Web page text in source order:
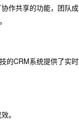
作共享的功能，团队
的CRM系统提供了实
。